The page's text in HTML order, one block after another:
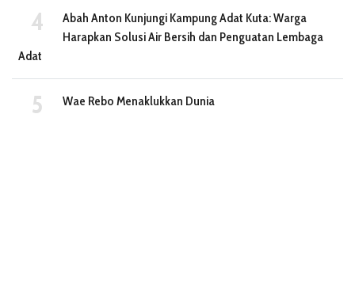
Abah Anton Kunjungi Kampung Adat Kuta: Warga
Harapkan Solusi Air Bersih dan Penguatan Lembaga
Adat
Wae Rebo Menaklukkan Dunia